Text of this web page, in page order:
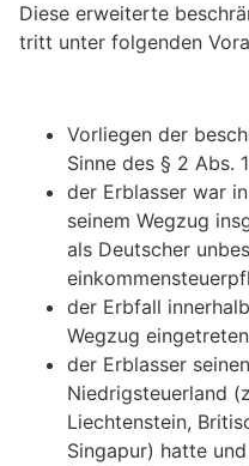
Diese erweiterte
tritt unter folgenden
Vorliegen der
Sinne des § 2 Abs.
der Erblasser war
seinem Wegzug
als Deutscher
der Erbfall
Wegzug
der Erblasser
Niedrigsteuerland
Liechtenstein,
Singapur) hatte und